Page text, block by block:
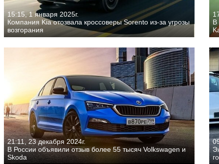
15:15, 1 января 2025г.
Компания Kia отозвала кроссоверы Sorento из-за угрозы
возгорания
В
21:11, 23 декабря 2024г.
В России объявили отзыв более 55 тысяч Volkswagen и
Skoda